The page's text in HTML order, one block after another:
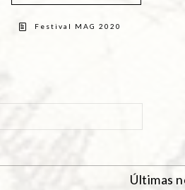
Festival MAG 2020
Últimas